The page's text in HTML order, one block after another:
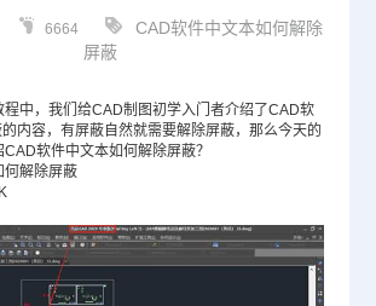
6664
CAD软件中文本如何解除
屏蔽
程中，我们给CAD制图初学入门者介绍了CAD软
内容，有屏蔽自然就需要解除屏蔽，那么今天的
CAD软件中文本如何解除屏蔽？
何解除屏蔽